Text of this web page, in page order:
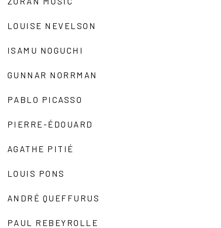
LOUISE NEVELSON
ISAMU NOGUCHI
GUNNAR NORRMAN
PABLO PICASSO
PIERRE-ÉDOUARD
AGATHE PITIÉ
LOUIS PONS
ANDRÉ QUEFFURUS
PAUL REBEYROLLE